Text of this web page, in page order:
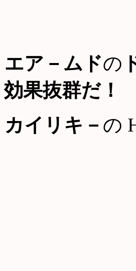
エア－ムドの
効果抜群だ！
カイリキ－ の